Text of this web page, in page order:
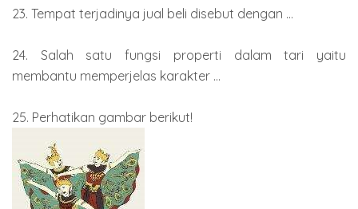
23. Tempat terjadinya jual beli disebut dengan ...
24. Salah satu fungsi properti dalam tari yaitu
membantu memperjelas karakter ...
25. Perhatikan gambar berikut!